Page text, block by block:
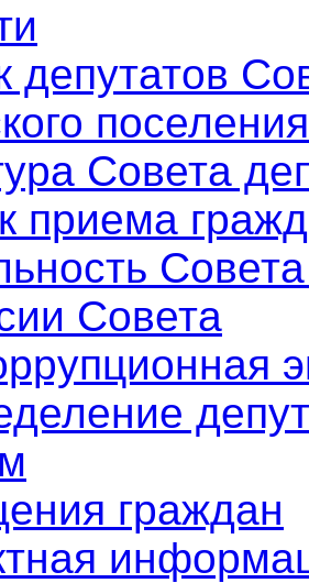
депутатов
поселения
Совета
приема
Совета
граждан